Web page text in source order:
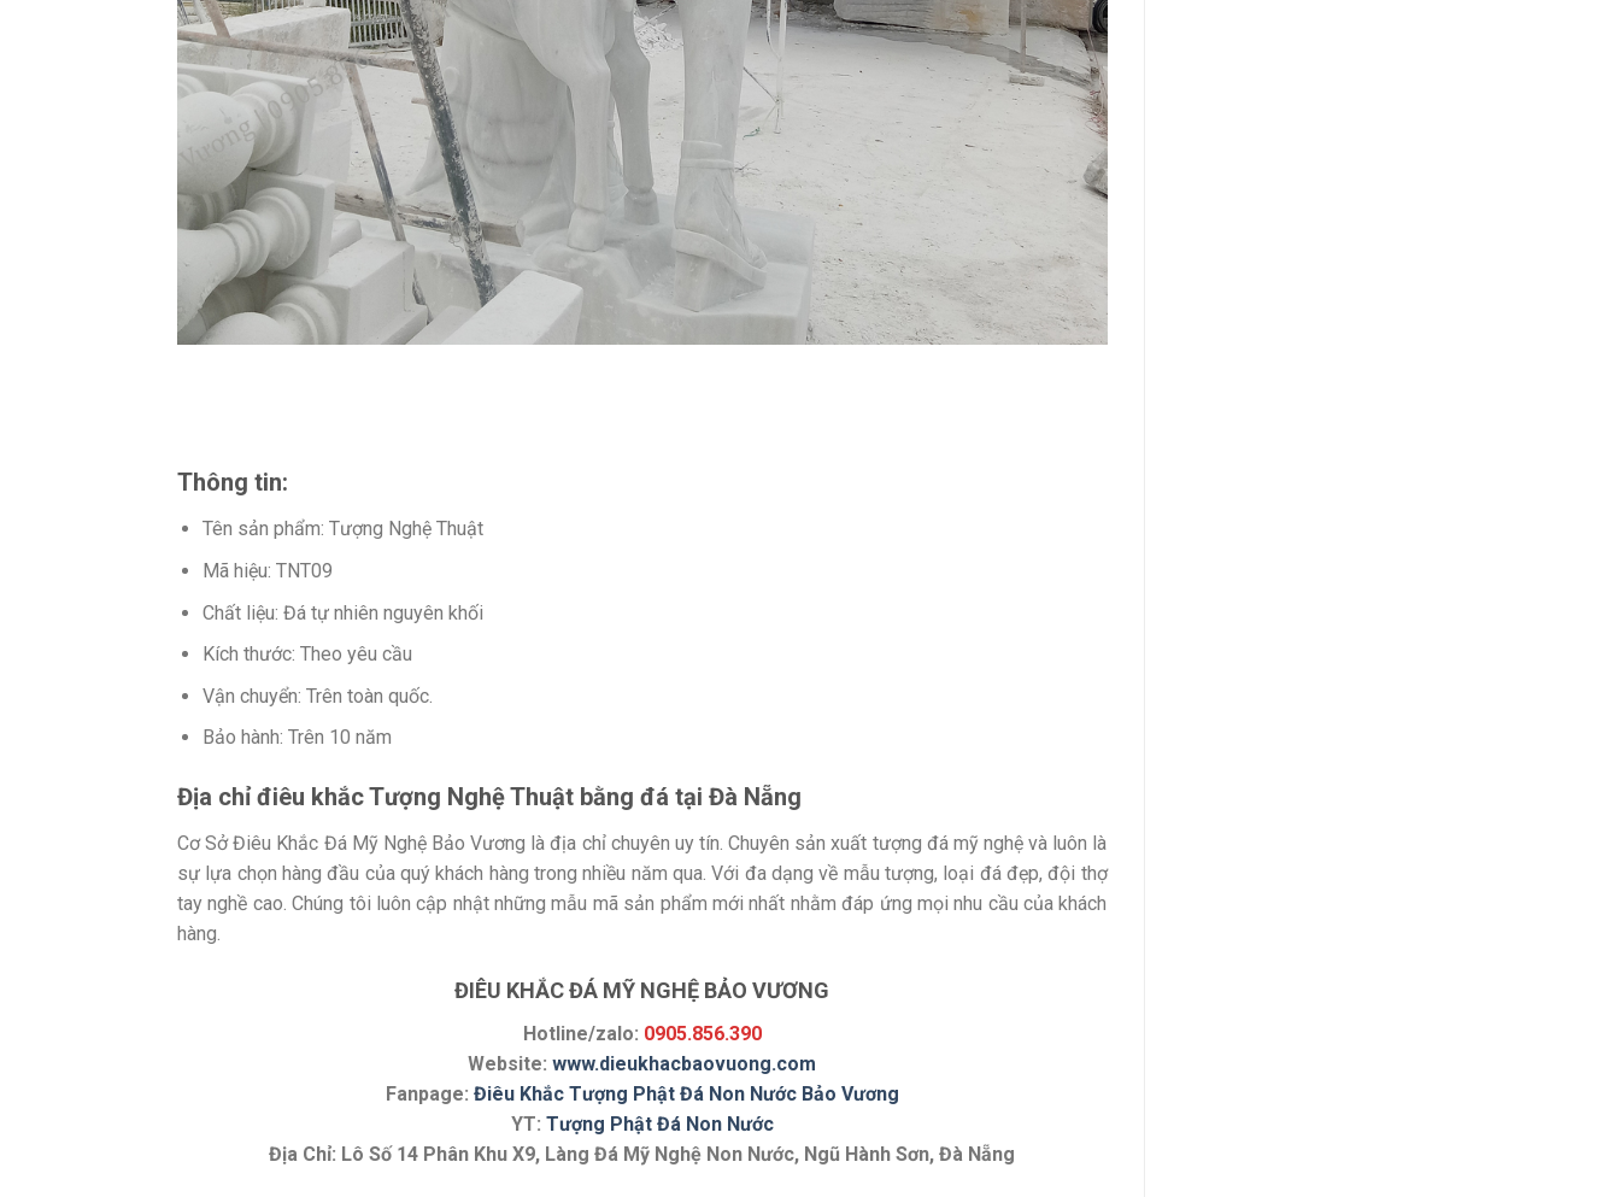
Thông tin:
Tên sản phẩm: Tượng Nghệ Thuật
Mã hiệu: TNT09
Chất liệu: Đá tự nhiên nguyên khối
Kích thước: Theo yêu cầu
Vận chuyển: Trên toàn quốc.
Bảo hành: Trên 10 năm
Địa chỉ điêu khắc Tượng Nghệ Thuật bằng đá tại Đà Nẵng
Cơ Sở Điêu Khắc Đá Mỹ Nghệ Bảo Vương là địa chỉ chuyên uy tín. Chuyên sản xuất tượng đá mỹ nghệ và luôn là
sự lựa chọn hàng đầu của quý khách hàng trong nhiều năm qua. Với đa dạng về mẫu tượng, loại đá đẹp, đội thợ
tay nghề cao. Chúng tôi luôn cập nhật những mẫu mã sản phẩm mới nhất nhằm đáp ứng mọi nhu cầu của khách
hàng.
ĐIÊU KHẮC ĐÁ MỸ NGHỆ BẢO VƯƠNG
Hotline/zalo: 0905.856.390
Website:www.dieukhacbaovuong.com
Fanpage: Điêu Khắc Tượng Phật Đá Non Nước Bảo Vương
YT: Tượng Phật Đá Non Nước
Địa Chỉ: Lô Số 14 Phân Khu X9, Làng Đá Mỹ Nghệ Non Nước, Ngũ Hành Sơn, Đà Nẵng